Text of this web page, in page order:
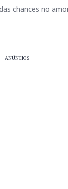
chances no
ANÚNCIOS